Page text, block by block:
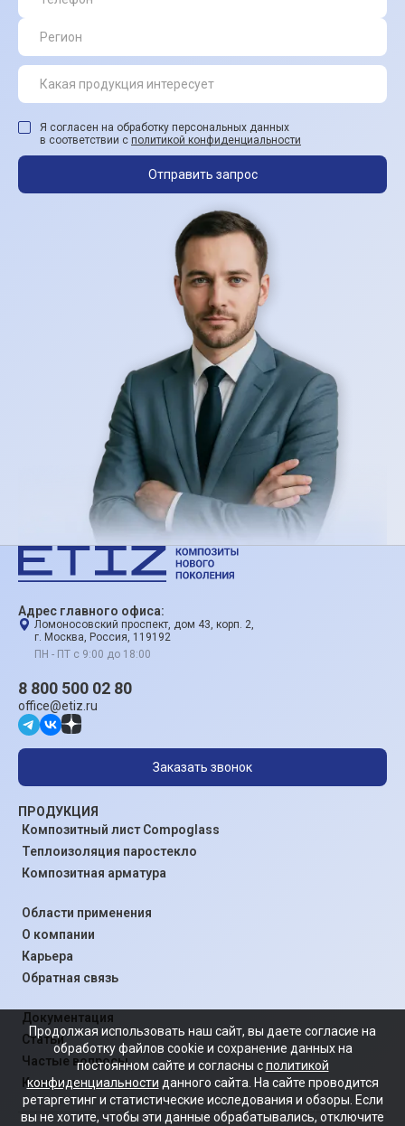
Я согласен на обработку персональных данных
в соответствии с политикой конфиденциальности
Отправить запрос
Адрес главного офиса:
Ломоносовский проспект, дом 43, корп. 2,
г. Москва, Россия, 119192
ПН - ПТ с 9:00 до 18:00
ПРОДУКЦИЯ
Композитный лист Compoglass
Теплоизоляция паростекло
Композитная арматура
Области применения
О компании
Карьера
Обратная связь
Документация
Статьи
Частые вопросы
Контакты
8 800 500 02 80
office@etiz.ru
Заказать звонок
Продолжая использовать наш сайт, вы даете согласие на
обработку файлов cookie и сохранение данных на
постоянном сайте и согласны сполитикой
конфиденциальности данного сайта. На сайте проводится
ретаргетинг и статистические исследования и обзоры. Если
вы не хотите, чтобы эти данные обрабатывались, отключите